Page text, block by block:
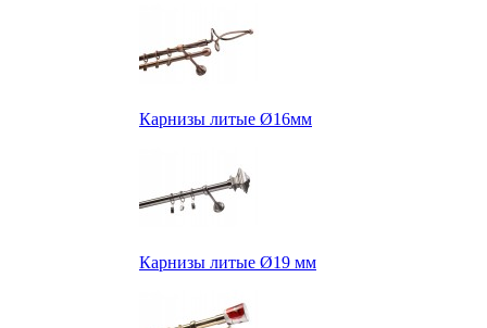
Карнизы литые Ø16мм
Карнизы литые Ø19 мм